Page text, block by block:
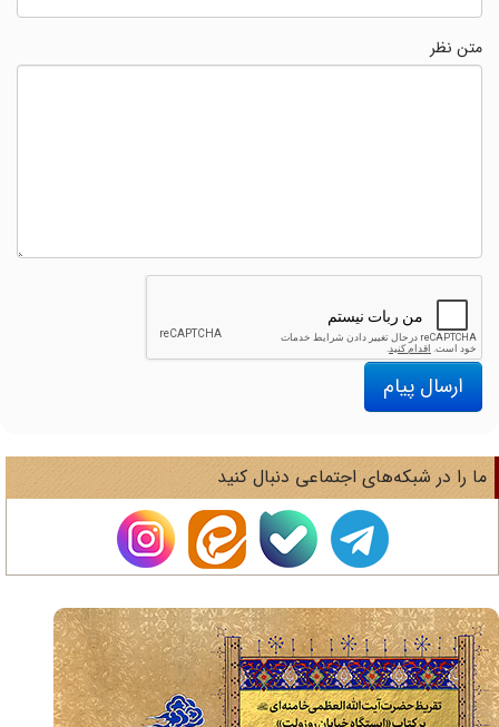
متن نظر
ارسال پیام
را در شبکه‌های اجتماعی دنبال کنید